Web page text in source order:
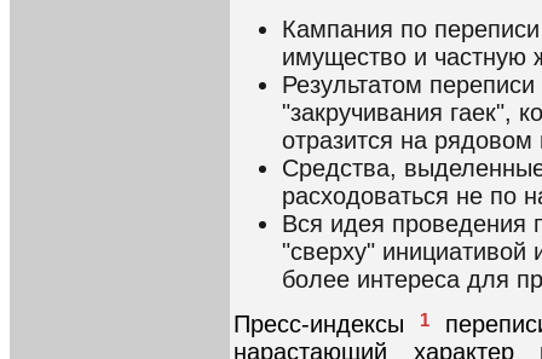
Кампания по
имущество и частную
Результатом
"закручивания гаек",
отразится на рядовом
Средства,
расходоваться не по
Вся идея проведения
"сверху" инициативой
более интереса для
Пресс-индексы
1
нарастающий характер